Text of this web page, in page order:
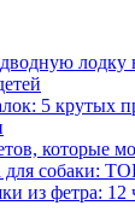
лодку
5 крутых
которые
для собаки:
из фетра: 12